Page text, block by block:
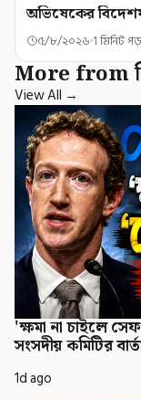
অভিষেকের
৫/৮/২০২৬ 1 মিনিট
More from
View All →
'ক্ষমা না চাইলে
সংসদীয় কমিটির
1d ago